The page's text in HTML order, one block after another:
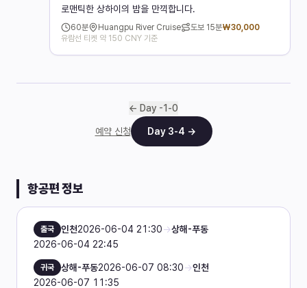
로맨틱한 상하이의 밤을 만끽합니다.
60분 Huangpu River Cruise 도보 15분₩30,000
유람선 티켓 약 150 CNY 기준
← Day -1 -0
예약 신청 Day 3-4 →
항공편 정보
출국 인천2026-06-04 21:30→상해-푸동
2026-06-04 22:45
귀국 상해-푸동2026-06-07 08:30→인천
2026-06-07 11:35